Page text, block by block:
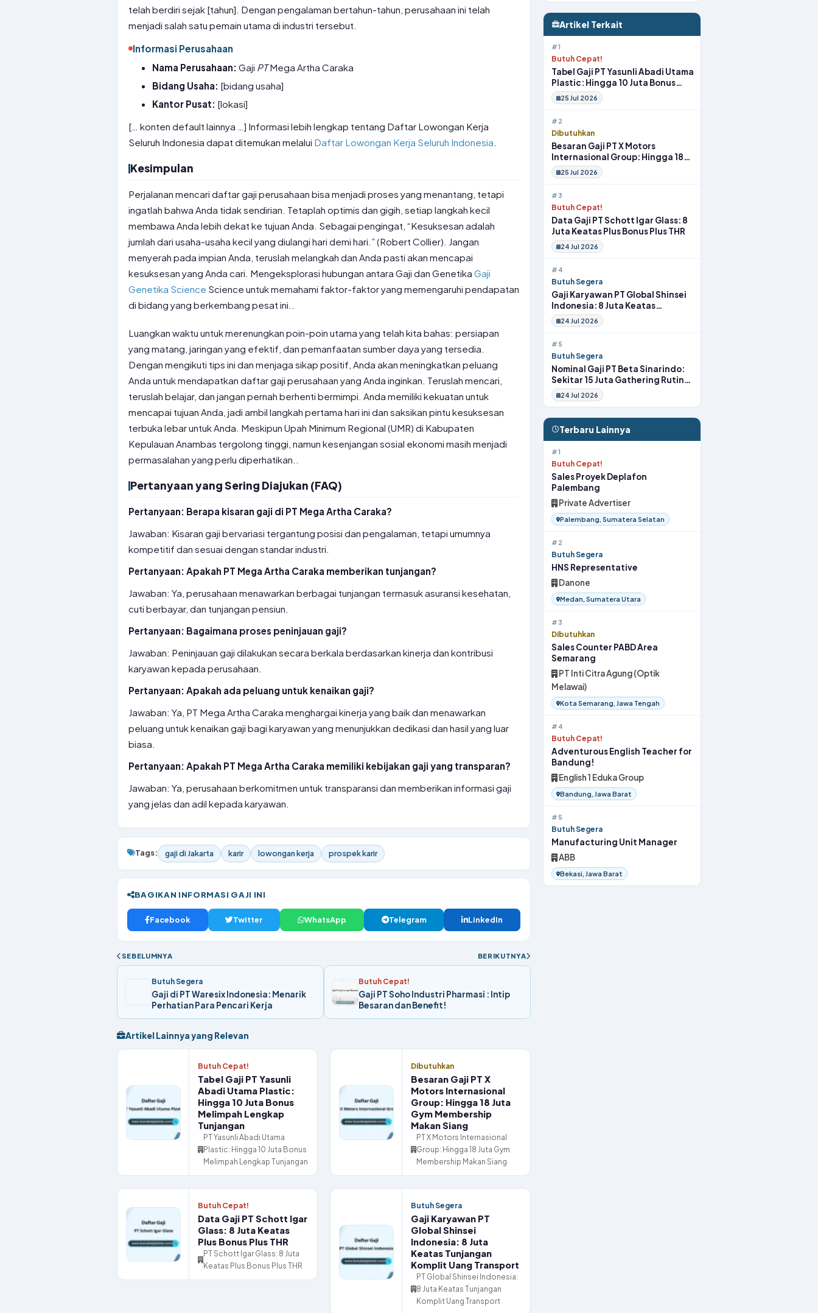
telah berdiri sejak [tahun]. Dengan pengalaman bertahun-tahun, perusahaan ini telah
menjadi salah satu pemain utama di industri tersebut.
Informasi Perusahaan
Nama Perusahaan: Gaji PTMega Artha Caraka
Bidang Usaha: [bidang usaha]
Kantor Pusat: [lokasi]
[… konten default lainnya …] Informasi lebih lengkap tentang Daftar Lowongan Kerja
Seluruh Indonesia dapat ditemukan melalui Daftar Lowongan Kerja Seluruh Indonesia
Kesimpulan
Perjalanan mencari daftar gaji perusahaan bisa menjadi proses yang menantang, tetapi
ingatlah bahwa Anda tidak sendirian. Tetaplah optimis dan gigih, setiap langkah kecil
membawa Anda lebih dekat ke tujuan Anda. Sebagai pengingat, “Kesuksesan adalah
jumlah dari usaha-usaha kecil yang diulangi hari demi hari.” (Robert Collier). Jangan
menyerah pada impian Anda, teruslah melangkah dan Anda pasti akan mencapai
kesuksesan yang Anda cari. Mengeksplorasi hubungan antara Gaji dan Genetika Gaji
Genetika Science Science untuk memahami faktor-faktor yang memengaruhi pendapatan
di bidang yang berkembang pesat ini..
Luangkan waktu untuk merenungkan poin-poin utama yang telah kita bahas: persiapan
yang matang, jaringan yang efektif, dan pemanfaatan sumber daya yang tersedia.
Dengan mengikuti tips ini dan menjaga sikap positif, Anda akan meningkatkan peluang
Anda untuk mendapatkan daftar gaji perusahaan yang Anda inginkan. Teruslah mencari,
teruslah belajar, dan jangan pernah berhenti bermimpi. Anda memiliki kekuatan untuk
mencapai tujuan Anda, jadi ambil langkah pertama hari ini dan saksikan pintu kesuksesan
terbuka lebar untuk Anda. Meskipun Upah Minimum Regional (UMR) di Kabupaten
Kepulauan Anambas tergolong tinggi, namun kesenjangan sosial ekonomi masih menjadi
permasalahan yang perlu diperhatikan..
Pertanyaan yang Sering Diajukan (FAQ)
Pertanyaan: Berapa kisaran gaji di PT Mega Artha Caraka?
Jawaban: Kisaran gaji bervariasi tergantung posisi dan pengalaman, tetapi umumnya
kompetitif dan sesuai dengan standar industri.
Pertanyaan: Apakah PT Mega Artha Caraka memberikan tunjangan?
Jawaban: Ya, perusahaan menawarkan berbagai tunjangan termasuk asuransi kesehatan,
cuti berbayar, dan tunjangan pensiun.
Pertanyaan: Bagaimana proses peninjauan gaji?
Jawaban: Peninjauan gaji dilakukan secara berkala berdasarkan kinerja dan kontribusi
karyawan kepada perusahaan.
Pertanyaan: Apakah ada peluang untuk kenaikan gaji?
Jawaban: Ya, PT Mega Artha Caraka menghargai kinerja yang baik dan menawarkan
peluang untuk kenaikan gaji bagi karyawan yang menunjukkan dedikasi dan hasil yang luar
biasa.
Pertanyaan: Apakah PT Mega Artha Caraka memiliki kebijakan gaji yang transparan?
Jawaban: Ya, perusahaan berkomitmen untuk transparansi dan memberikan informasi gaji
yang jelas dan adil kepada karyawan.
Tags: gaji di Jakarta karir lowongan kerja prospek karir
BAGIKAN INFORMASI GAJI INI
Facebook Twitter WhatsApp Telegram LinkedIn
SEBELUMNYA
Butuh Segera
Gaji di PT Waresix Indonesia: Menarik
Perhatian Para Pencari Kerja
BERIKUTNYA
Butuh Cepat!
Gaji PT Soho Industri Pharmasi : Intip
Besaran dan Benefit!
Artikel Lainnya yang Relevan
Butuh Cepat!
Tabel Gaji PT Yasunli
Abadi Utama Plastic:
Hingga 10 Juta Bonus
Melimpah Lengkap
Tunjangan
PT Yasunli Abadi Utama
Plastic: Hingga 10 Juta Bonus
Melimpah Lengkap Tunjangan
Dibutuhkan
Besaran Gaji PT X
Motors Internasional
Group: Hingga 18 Juta
Gym Membership
Makan Siang
PT X Motors Internasional
Group: Hingga 18 Juta Gym
Membership Makan Siang
Butuh Cepat!
Data Gaji PT Schott Igar
Glass: 8 Juta Keatas
Plus Bonus Plus THR
PT Schott Igar Glass: 8 Juta
Keatas Plus Bonus Plus THR
Butuh Segera
Gaji Karyawan PT
Global Shinsei
Indonesia: 8 Juta
Keatas Tunjangan
Komplit Uang Transport
PT Global Shinsei Indonesia:
8 Juta Keatas Tunjangan
Komplit Uang Transport
Artikel Terkait
#1
Butuh Cepat!
Tabel Gaji PT Yasunli Abadi Utama
Plastic: Hingga 10 Juta Bonus
Melimpah Lengkap Tunjangan
25 Jul 2026
#2
Dibutuhkan
Besaran Gaji PT X Motors
Internasional Group: Hingga 18
Juta Gym Membership Makan
Siang
25 Jul 2026
#3
Butuh Cepat!
Data Gaji PT Schott Igar Glass: 8
Juta Keatas Plus Bonus Plus THR
24 Jul 2026
#4
Butuh Segera
Gaji Karyawan PT Global Shinsei
Indonesia: 8 Juta Keatas
Tunjangan Komplit Uang
Transport
24 Jul 2026
#5
Butuh Segera
Nominal Gaji PT Beta Sinarindo:
Sekitar 15 Juta Gathering Rutin
Insentif Rutin
24 Jul 2026
Terbaru Lainnya
#1
Butuh Cepat!
Sales Proyek Deplafon
Palembang
Private Advertiser
Palembang, Sumatera Selatan
#2
Butuh Segera
HNS Representative
Danone
Medan, Sumatera Utara
#3
Dibutuhkan
Sales Counter PABD Area
Semarang
PT Inti Citra Agung (Optik
Melawai)
Kota Semarang, Jawa Tengah
#4
Butuh Cepat!
Adventurous English Teacher for
Bandung!
English 1 Eduka Group
Bandung, Jawa Barat
#5
Butuh Segera
Manufacturing Unit Manager
ABB
Bekasi, Jawa Barat